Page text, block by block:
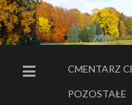
MENU BOCZNE
CMENTARZ
POZOSTAŁE